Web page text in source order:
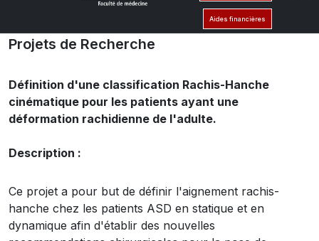
Aides financières
Projets de Recherche
Définition d'une classification Rachis-Hanche
cinématique pour les patients ayant une
déformation rachidienne de l'adulte.
Description :
Ce projet a pour but de définir l'aignement rachis-
hanche chez les patients ASD en statique et en
dynamique afin d'établir des nouvelles